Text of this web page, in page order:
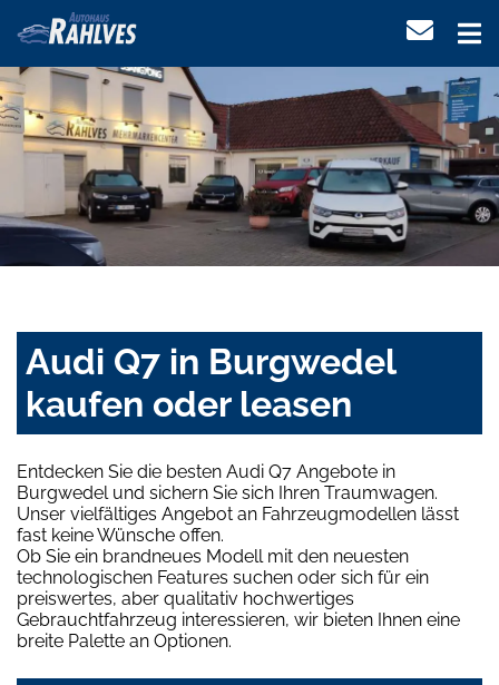
Audi Q7 in Burgwedel
kaufen oder leasen
Entdecken Sie die besten Audi Q7 Angebote in
Burgwedel und sichern Sie sich Ihren Traumwagen.
Unser vielfältiges Angebot an Fahrzeugmodellen lässt
fast keine Wünsche offen.
Ob Sie ein brandneues Modell mit den neuesten
technologischen Features suchen oder sich für ein
preiswertes, aber qualitativ hochwertiges
Gebrauchtfahrzeug interessieren, wir bieten Ihnen eine
breite Palette an Optionen.